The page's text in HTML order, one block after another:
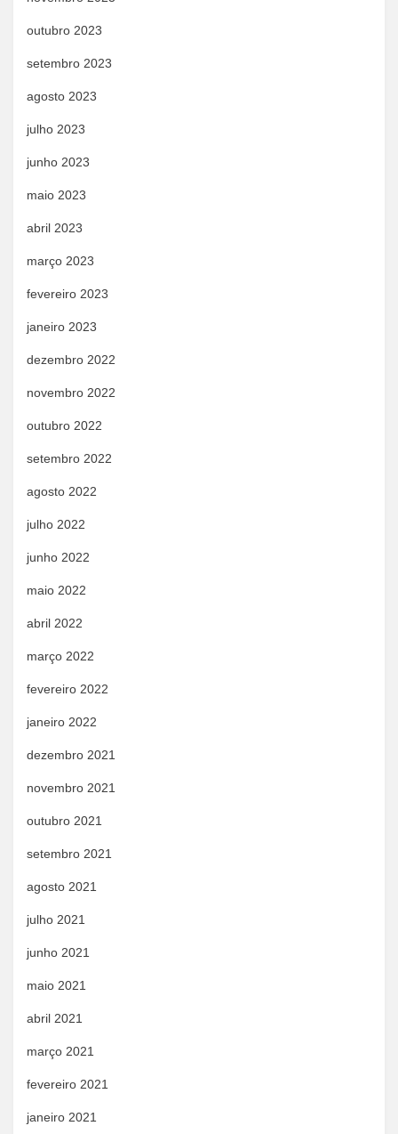
outubro 2023
setembro 2023
agosto 2023
julho 2023
junho 2023
maio 2023
abril 2023
março 2023
fevereiro 2023
janeiro 2023
dezembro 2022
novembro 2022
outubro 2022
setembro 2022
agosto 2022
julho 2022
junho 2022
maio 2022
abril 2022
março 2022
fevereiro 2022
janeiro 2022
dezembro 2021
novembro 2021
outubro 2021
setembro 2021
agosto 2021
julho 2021
junho 2021
maio 2021
abril 2021
março 2021
fevereiro 2021
janeiro 2021